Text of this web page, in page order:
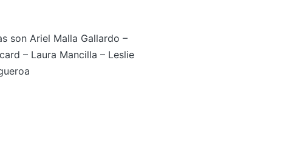
son Ariel Malla Gallardo –
– Laura Mancilla – Leslie